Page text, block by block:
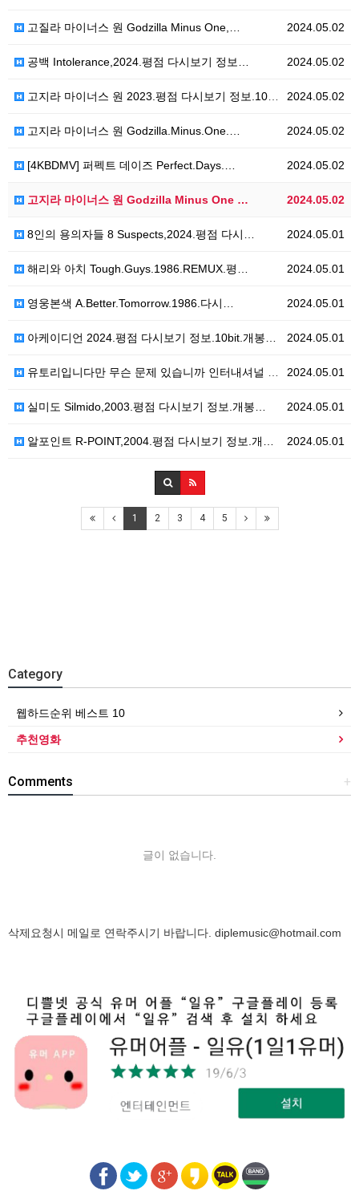
2024.05.02
고질라 마이너스 원 Godzilla Minus One,…
2024.05.02
공백 Intolerance,2024.평점 다시보기 정보…
2024.05.02
고지라 마이너스 원 2023.평점 다시보기 정보.10b…
2024.05.02
고지라 마이너스 원 Godzilla.Minus.One.…
2024.05.02
[4KBDMV] 퍼펙트 데이즈 Perfect.Days.…
2024.05.02
고지라 마이너스 원 Godzilla Minus One …
2024.05.01
8인의 용의자들 8 Suspects,2024.평점 다시…
2024.05.01
해리와 아치 Tough.Guys.1986.REMUX.평…
2024.05.01
영웅본색 A.Better.Tomorrow.1986.다시…
2024.05.01
아케이디언 2024.평점 다시보기 정보.10bit.개봉…
2024.05.01
유토리입니다만 무슨 문제 있습니까 인터내셔널 Yutor…
2024.05.01
실미도 Silmido,2003.평점 다시보기 정보.개봉…
2024.05.01
알포인트 R-POINT,2004.평점 다시보기 정보.개…
1 2 3 4 5
Category
웹하드순위 베스트 10
추천영화
+
Comments
글이 없습니다.
삭제요청시 메일로 연락주시기 바랍니다. diplemusic@hotmail.com